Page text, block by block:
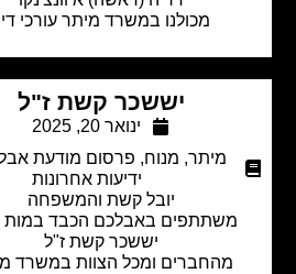
מכולנו במשרד מיתר עורכי דין.
יששכר קשת ז"ל
ינואר 20, 2025
מיתר
מנוח,פרסום מודעת אבל בעיתון
ידיעות אחרונות
יובל קשת והמשפחה
משתתפים באבלכם הכבד במות אביך
יששכר קשת ז"ל
מהחברים ומכל הצוות במשרד מיתר.